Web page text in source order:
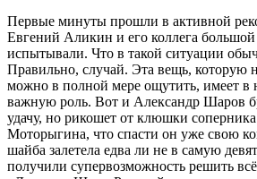
Первые минуты прошли в активной
Евгений Аликин и его коллега
испытывали. Что в такой ситуации
Правильно, случай. Эта вещь, которую
можно в полной мере ощутить, имеет в
важную роль. Вот и Александр Шаров
удачу, но рикошет от клюшки соперника
Моторыгина, что спасти он уже свою
шайба залетела едва ли не в самую
получили супервозможность решить